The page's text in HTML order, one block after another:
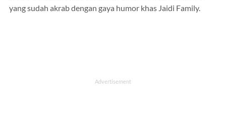
yang sudah akrab dengan gaya humor khas Jaidi Family.